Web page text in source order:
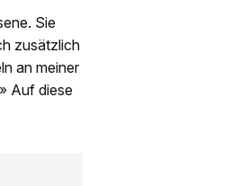
Sie
zusätzlich
an meiner
Auf diese